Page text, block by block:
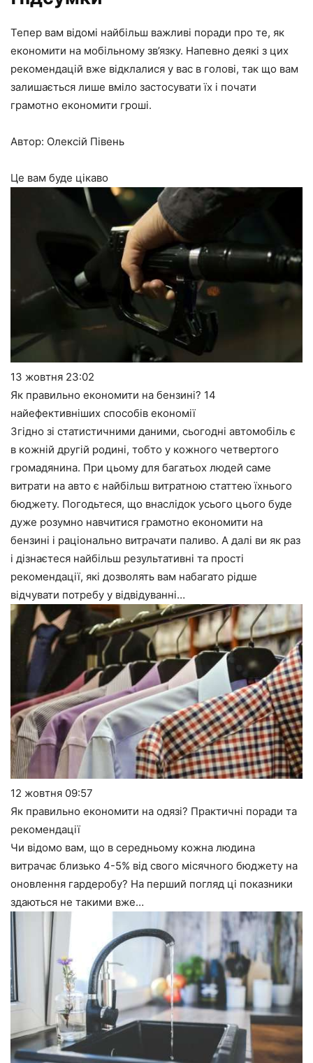
Тепер вам відомі найбільш важливі поради про те, як
економити на мобільному зв’язку. Напевно деякі з цих
рекомендацій вже відклалися у вас в голові, так що вам
залишається лише вміло застосувати їх і почати
грамотно економити гроші.
Автор: Олексій Півень
Це вам буде цікаво
13 жовтня 23:02
Як правильно економити на бензині? 14
найефективніших способів економії
Згідно зі статистичними даними, сьогодні автомобіль є
в кожній другій родині, тобто у кожного четвертого
громадянина. При цьому для багатьох людей саме
витрати на авто є найбільш витратною статтею їхнього
бюджету. Погодьтеся, що внаслідок усього цього буде
дуже розумно навчитися грамотно економити на
бензині і раціонально витрачати паливо. А далі ви як раз
і дізнаєтеся найбільш результативні та прості
рекомендації, які дозволять вам набагато рідше
відчувати потребу у відвідуванні…
12 жовтня 09:57
Як правильно економити на одязі? Практичні поради та
рекомендації
Чи відомо вам, що в середньому кожна людина
витрачає близько 4-5% від свого місячного бюджету на
оновлення гардеробу? На перший погляд ці показники
здаються не такими вже…